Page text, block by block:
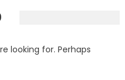
looking for. Perhaps